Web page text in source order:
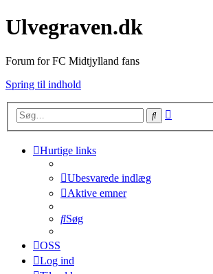
Ulvegraven.dk
Forum for FC Midtjylland fans
Spring til indhold
Søg
Hurtige links
Ubesvarede indlæg
Aktive emner
Søg
OSS
Log ind